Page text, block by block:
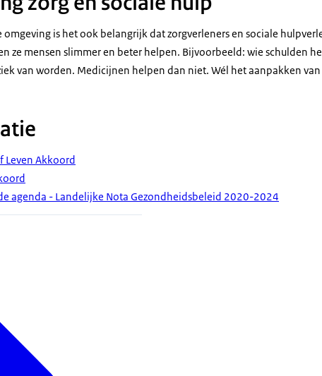
omgeving is het ook belangrijk dat zorgverleners en sociale
ze mensen slimmer en beter helpen. Bijvoorbeeld: wie schulden
van worden. Medicijnen helpen dan niet. Wél het aanpakken
Leven Akkoord
agenda - Landelijke Nota Gezondheidsbeleid 2020-2024